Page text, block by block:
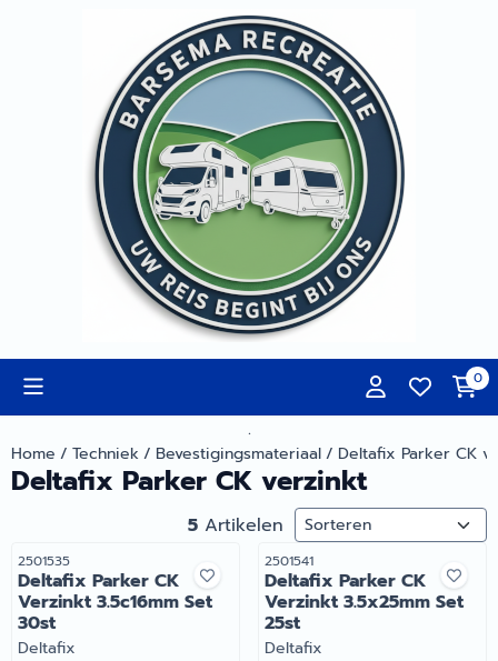
Cookievoorkeuren zijn momenteel gesloten.
0
.
Home / Techniek/ Bevestigingsmateriaal/ Deltafix Parker CK
Deltafix Parker CK verzinkt
5 Artikelen Sorteermethode
Artikelnummer
2501535
Deltafix Parker CK
Verzinkt 3.5c16mm Set
30st
Merk:
Deltafix
Artikelnummer
2501541
Deltafix Parker CK
Verzinkt 3.5x25mm Set
25st
Merk:
Deltafix